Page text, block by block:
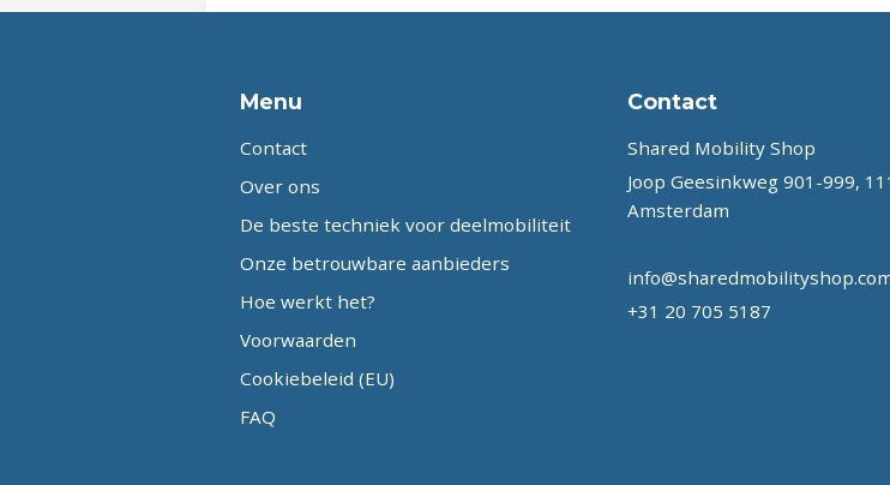
Menu
Contact
Over ons
De beste techniek voor deelmobiliteit
Onze betrouwbare aanbieders
Hoe werkt het?
Voorwaarden
Cookiebeleid (EU)
FAQ
Contact
Shared Mobility Shop
Joop Geesinkweg 901-999,
Amsterdam
+31 20 705 5187